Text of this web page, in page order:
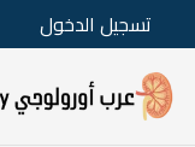
تسجيل الدخول